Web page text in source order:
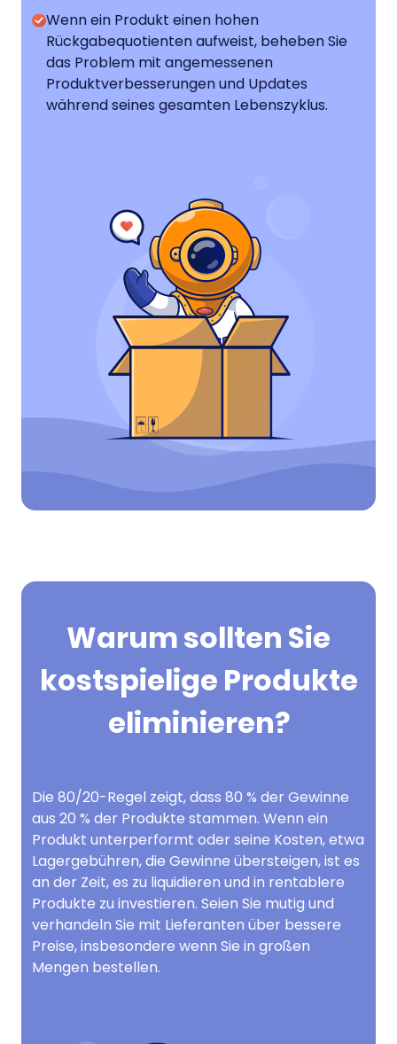
Wenn ein Produkt einen hohen
Rückgabequotienten aufweist, beheben Sie
das Problem mit angemessenen
Produktverbesserungen und Updates
während seines gesamten Lebenszyklus.
Warum sollten Sie
kostspielige Produkte
eliminieren?
Die 80/20-Regel zeigt, dass 80 % der Gewinne
aus 20 % der Produkte stammen. Wenn ein
Produkt unterperformt oder seine Kosten, etwa
Lagergebühren, die Gewinne übersteigen, ist es
an der Zeit, es zu liquidieren und in rentablere
Produkte zu investieren. Seien Sie mutig und
verhandeln Sie mit Lieferanten über bessere
Preise, insbesondere wenn Sie in großen
Mengen bestellen.